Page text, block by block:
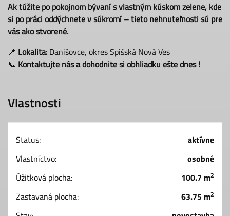
Ak túžite po pokojnom bývaní s vlastným kúskom zelene, kde
si po práci oddýchnete v súkromí – tieto nehnuteľnosti sú pre
vás ako stvorené.
📍 Lokalita: Danišovce, okres Spišská Nová Ves
📞 Kontaktujte nás a dohodnite si obhliadku ešte dnes !
Vlastnosti
Status:
aktívne
Vlastníctvo:
osobné
Úžitková plocha:
100.7 m2
Zastavaná plocha: 63.75 m2